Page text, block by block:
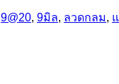
9@20, 9มิล, ลวดกลม,